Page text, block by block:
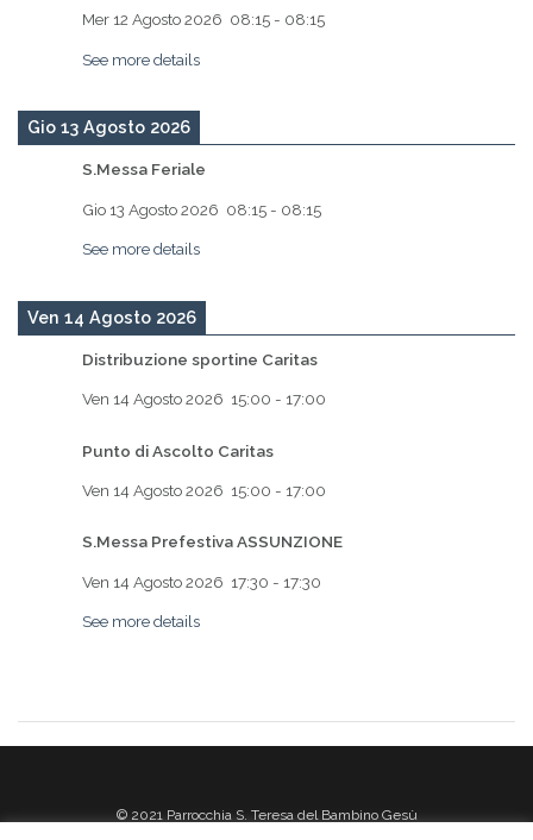
Mer 12 Agosto 2026 08:15 - 08:15
See more details
Gio 13 Agosto 2026
S.Messa Feriale
Gio 13 Agosto 2026 08:15 - 08:15
See more details
Ven 14 Agosto 2026
Distribuzione sportine Caritas
Ven 14 Agosto 2026 15:00 - 17:00
Punto di Ascolto Caritas
Ven 14 Agosto 2026 15:00 - 17:00
S.Messa Prefestiva ASSUNZIONE
Ven 14 Agosto 2026 17:30 - 17:30
See more details
© 2021 Parrocchia S. Teresa del Bambino Gesù